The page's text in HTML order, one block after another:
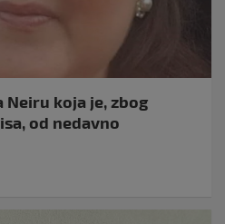
Neiru koja je, zbog
od nedavno